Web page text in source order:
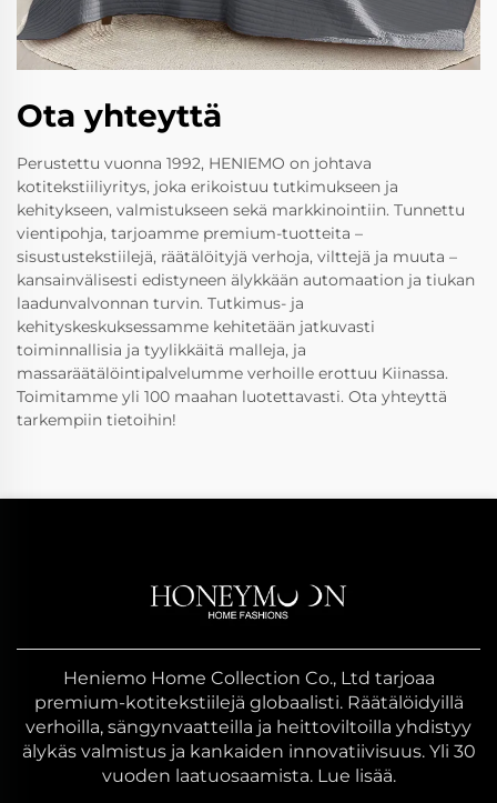
Ota yhteyttä
Perustettu vuonna 1992, HENIEMO on johtava
kotitekstiiliyritys, joka erikoistuu tutkimukseen ja
kehitykseen, valmistukseen sekä markkinointiin. Tunnettu
vientipohja, tarjoamme premium-tuotteita –
sisustustekstiilejä, räätälöityjä verhoja, vilttejä ja muuta –
kansainvälisesti edistyneen älykkään automaation ja tiukan
laadunvalvonnan turvin. Tutkimus- ja
kehityskeskuksessamme kehitetään jatkuvasti
toiminnallisia ja tyylikkäitä malleja, ja
massaräätälöintipalvelumme verhoille erottuu Kiinassa.
Toimitamme yli 100 maahan luotettavasti. Ota yhteyttä
tarkempiin tietoihin!
Heniemo Home Collection Co., Ltd tarjoaa
premium-kotitekstiilejä globaalisti. Räätälöidyillä
verhoilla, sängynvaatteilla ja heittoviltoilla yhdistyy
älykäs valmistus ja kankaiden innovatiivisuus. Yli 30
vuoden laatuosaamista. Lue lisää.